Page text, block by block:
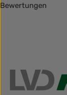
Bewertungen